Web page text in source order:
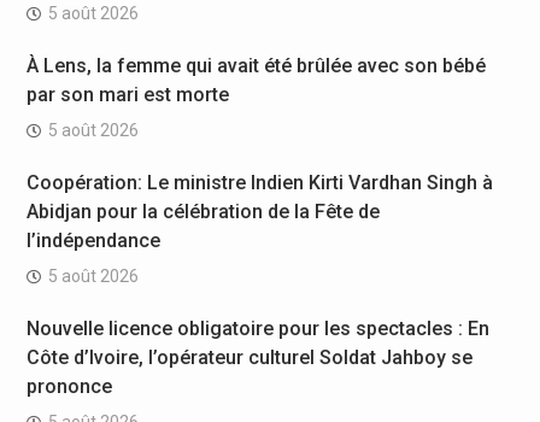
5 août 2026
À Lens, la femme qui avait été brûlée avec son bébé
par son mari est morte
5 août 2026
Coopération: Le ministre Indien Kirti Vardhan Singh à
Abidjan pour la célébration de la Fête de
l’indépendance
5 août 2026
Nouvelle licence obligatoire pour les spectacles : En
Côte d’Ivoire, l’opérateur culturel Soldat Jahboy se
prononce